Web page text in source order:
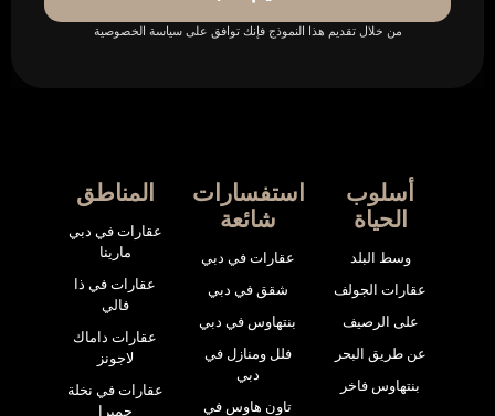
من خلال تقديم هذا النموذج فإنك توافق على سياسة الخصوصية
المناطق
عقارات في دبي
مارينا
عقارات في ذا
فالي
عقارات داماك
لاجونز
عقارات في نخلة
جميرا
استفسارات
شائعة
عقارات في دبي
شقق في دبي
بنتهاوس في دبي
فلل ومنازل في
دبي
تاون هاوس في
أسلوب
الحياة
وسط البلد
عقارات الجولف
على الرصيف
عن طريق البحر
بنتهاوس فاخر